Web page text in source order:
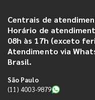
Centrais de
Horário de
08h às 17h (exceto
Atendimento via
Brasil.
São Paulo
(11) 4003-9879